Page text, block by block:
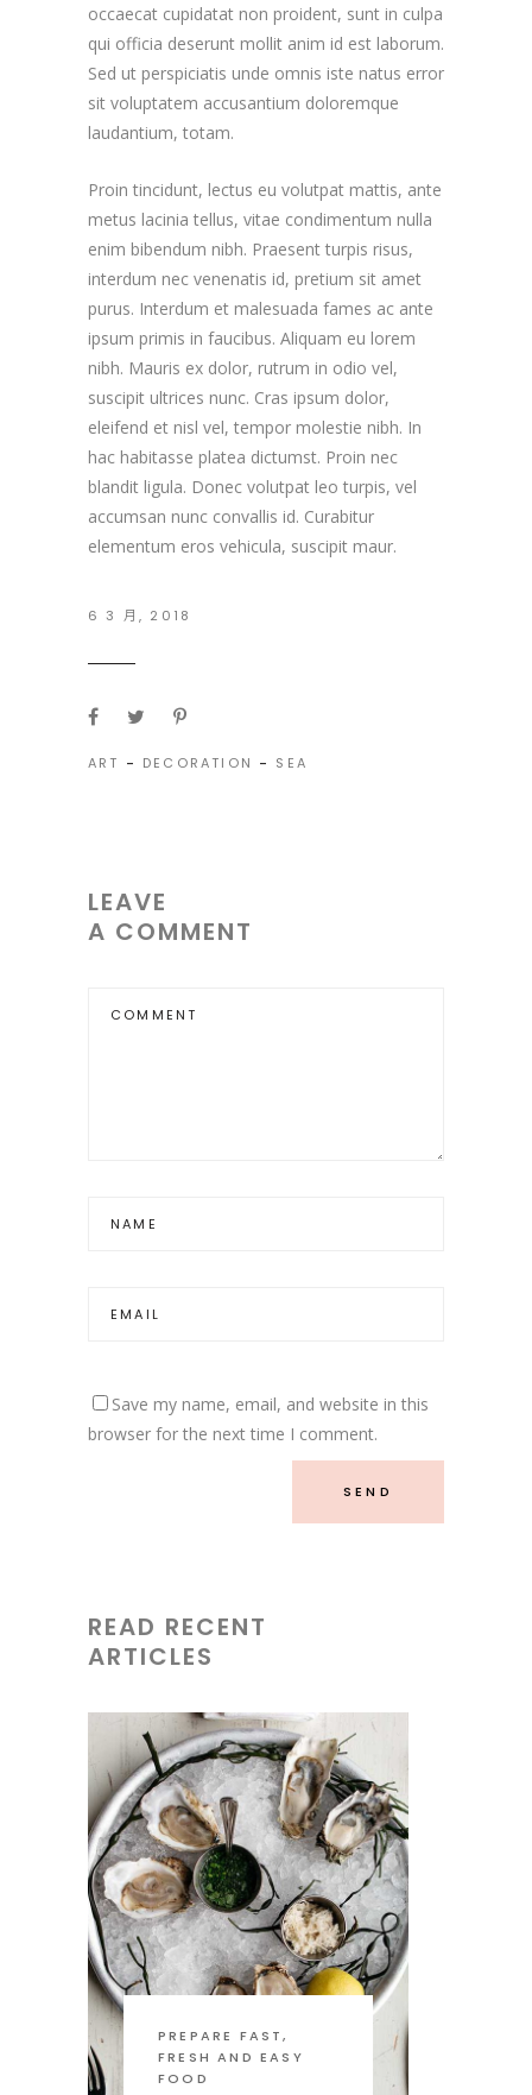
occaecat cupidatat non proident, sunt in culpa
qui officia deserunt mollit anim id est laborum.
Sed ut perspiciatis unde omnis iste natus error
sit voluptatem accusantium doloremque
laudantium, totam.
Proin tincidunt, lectus eu volutpat mattis, ante
metus lacinia tellus, vitae condimentum nulla
enim bibendum nibh. Praesent turpis risus,
interdum nec venenatis id, pretium sit amet
purus. Interdum et malesuada fames ac ante
ipsum primis in faucibus. Aliquam eu lorem
nibh. Mauris ex dolor, rutrum in odio vel,
suscipit ultrices nunc. Cras ipsum dolor,
eleifend et nisl vel, tempor molestie nibh. In
hac habitasse platea dictumst. Proin nec
blandit ligula. Donec volutpat leo turpis, vel
accumsan nunc convallis id. Curabitur
elementum eros vehicula, suscipit maur.
6 3 月, 2018
ART - DECORATION - SEA
LEAVE
A COMMENT
Save my name, email, and website in this
browser for the next time I comment.
READ RECENT
ARTICLES
PREPARE FAST,
FRESH AND EASY
FOOD